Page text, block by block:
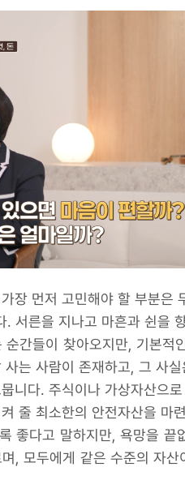
장 먼저 고민해야 할 부분은
. 서른을 지나고 마흔과 쉰을
간들이 찾아오지만, 기본적
는 사람이 존재하고, 그 사
니다. 주식이나 가상자산으
줄 최소한의 안전자산을 마
좋다고 말하지만, 욕망을
, 모두에게 같은 수준의 자